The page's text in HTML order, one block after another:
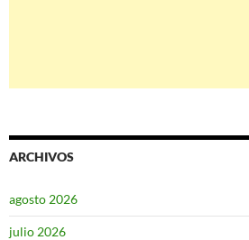
ARCHIVOS
agosto 2026
julio 2026